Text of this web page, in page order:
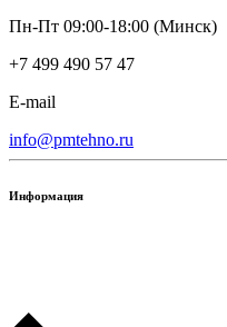
Пн-Пт 09:00-18:00 (Минск)
+7 499 490 57 47
E-mail
info@pmtehno.ru
Информация